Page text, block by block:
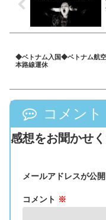
◆ベトナム入国◆ベトナム航空
本路線運休
コメント
感想をお聞かせく
メールアドレスが公
コメント ※